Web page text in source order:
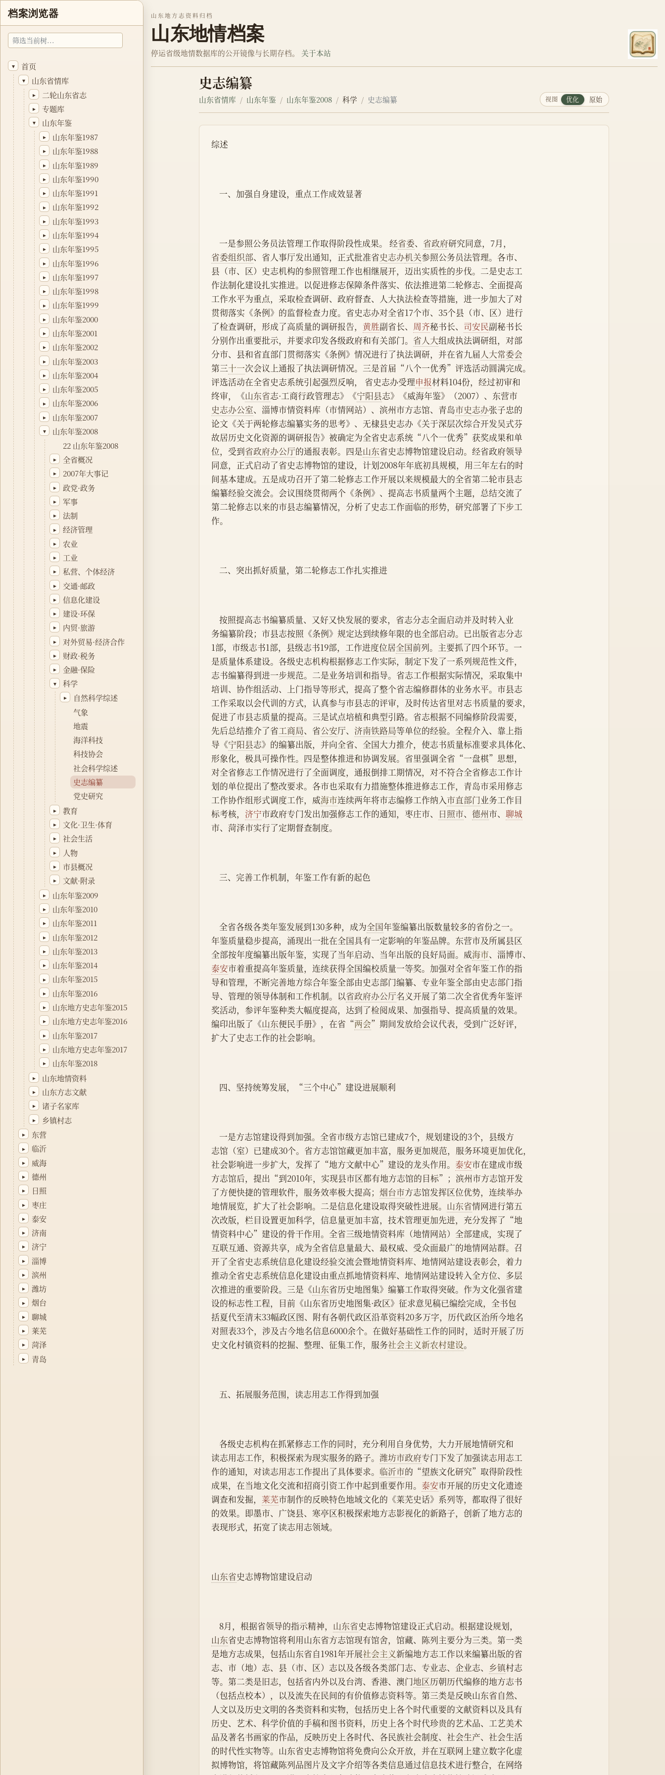
山东地方志资料归档
山东地情档案
停运省级地情数据库的公开镜像与长期存档。 关于本站
史志编纂
山东省情库 山东年鉴 山东年鉴2008 科学 史志编纂 视图 优化 原始
档案浏览器
▾ 首页
▾ 山东省情库
▸ 二轮山东省志
▸ 专题库
▾ 山东年鉴
▸ 山东年鉴1987
▸ 山东年鉴1988
▸ 山东年鉴1989
▸ 山东年鉴1990
▸ 山东年鉴1991
▸ 山东年鉴1992
▸ 山东年鉴1993
▸ 山东年鉴1994
▸ 山东年鉴1995
▸ 山东年鉴1996
▸ 山东年鉴1997
▸ 山东年鉴1998
▸ 山东年鉴1999
▸ 山东年鉴2000
▸ 山东年鉴2001
▸ 山东年鉴2002
▸ 山东年鉴2003
▸ 山东年鉴2004
▸ 山东年鉴2005
▸ 山东年鉴2006
▸ 山东年鉴2007
▾
山东年鉴2008
22 山东年鉴2008
▸ 全省概况
▸ 2007年大事记
▸ 政党·政务
▸ 军事
▸ 法制
▸ 经济管理
▸ 农业
▸ 工业
▸ 私营、个体经济
▸ 交通·邮政
▸ 信息化建设
▸ 建设·环保
▸ 内贸·旅游
▸ 对外贸易·经济合作
▸ 财政·税务
▸ 金融·保险
▾ 科学
▸
自然科学综述
气象
地震
海洋科技
科技协会
社会科学综述
史志编纂
党史研究
▸ 教育
▸ 文化·卫生·体育
▸ 社会生活
▸ 人物
▸ 市县概况
▸ 文献·附录
▸ 山东年鉴2009
▸ 山东年鉴2010
▸ 山东年鉴2011
▸ 山东年鉴2012
▸ 山东年鉴2013
▸ 山东年鉴2014
▸ 山东年鉴2015
▸ 山东年鉴2016
▸ 山东地方史志年鉴2015
▸ 山东地方史志年鉴2016
▸ 山东年鉴2017
▸ 山东地方史志年鉴2017
▸ 山东年鉴2018
▸ 山东地情资料
▸ 山东方志文献
▸ 诸子名家库
▸ 乡镇村志
▸ 东营
▸ 临沂
▸ 威海
▸ 德州
▸ 日照
▸ 枣庄
▸ 泰安
▸ 济南
▸ 济宁
▸ 淄博
▸ 滨州
▸ 潍坊
▸ 烟台
▸ 聊城
▸ 莱芜
▸ 菏泽
▸ 青岛
综述
    一、加强自身建设，重点工作成效显著
    一是参照公务员法管理工作取得阶段性成果。 经
省委、 省政府研究同意，7月，
省委组织部、省人事厅发出通知，正式批准省史志办机关参照公务员法管理。各市、
县（市、区）史志机构的参照管理工作也相继展开，迈出实质性的步伐。二是史志工
作法制化建设扎实推进。以促进修志保障条件落实、依法推进第二轮修志、全面提高
工作水平为重点，采取检查调研、政府督查、人大执法检查等措施，进一步加大了对
贯彻落实《条例》的监督检查力度。省史志办对全省17个市、35个县（市、区）进行
了检查调研，形成了高质量的调研报告， 黄胜副省长、 周齐秘书长、 司安民副秘书长
分别作出重要批示，并要求印发各级政府和有关部门。 省人大组成执法调研组，对部
分市、县和省直部门贯彻落实《条例》情况进行了执法调研，并在省九届人大常委会
第三十一次会议上通报了执法调研情况。三是首届“八个一优秀”评选活动圆满完成。
评选活动在全省史志系统引起强烈反响， 省史志办受理申报材料104份，经过初审和
终审，《山东省志·工商行政管理志》《宁阳县志》《威海年鉴》（2007）、东营市
史志办公室、淄博市情资料库（市情网站）、滨州市方志馆、青岛市史志办张子忠的
论文《关于两轮修志编纂实务的思考》、无棣县史志办《关于深层次综合开发吴式芬
故居历史文化资源的调研报告》被确定为全省史志系统“八个一优秀”获奖成果和单
位，受到省政府办公厅的通报表彰。四是山东省史志博物馆建设启动。经省政府领导
同意，正式启动了省史志博物馆的建设，计划2008年年底初具规模，用三年左右的时
间基本建成。五是成功召开了第二轮修志工作开展以来规模最大的全省第二轮市县志
编纂经验交流会。会议围绕贯彻两个《条例》、提高志书质量两个主题，总结交流了
第二轮修志以来的市县志编纂情况，分析了史志工作面临的形势，研究部署了下步工
作。
    二、突出抓好质量，第二轮修志工作扎实推进
    按照提高志书编纂质量、又好又快发展的要求，省志分志全面启动并及时转入业
务编纂阶段；市县志按照《条例》规定达到续修年限的也全部启动。已出版省志分志
1部，市级志书1部，县级志书19部，工作进度位居全国前列。主要抓了四个环节。一
是质量体系建设。各级史志机构根据修志工作实际，制定下发了一系列规范性文件，
志书编纂得到进一步规范。二是业务培训和指导。省志工作根据实际情况，采取集中
培训、协作组活动、上门指导等形式，提高了整个省志编修群体的业务水平。市县志
工作采取以会代训的方式，认真参与市县志的评审，及时传达省里对志书质量的要求，
促进了市县志质量的提高。三是试点培植和典型引路。省志根据不同编修阶段需要，
先后总结推介了省工商局、省公安厅、 济南铁路局等单位的经验。全程介入、靠上指
导《宁阳县志》的编纂出版，并向全省、全国大力推介，使志书质量标准要求具体化、
形象化，极具可操作性。四是整体推进和协调发展。省里强调全省“一盘棋”思想，
对全省修志工作情况进行了全面调度，通报倒排工期情况，对不符合全省修志工作计
划的单位提出了整改要求。各市也采取有力措施整体推进修志工作，青岛市采用修志
工作协作组形式调度工作，威海市连续两年将市志编修工作纳入市直部门业务工作目
标考核， 济宁市政府专门发出加强修志工作的通知，枣庄市、 日照市、德州市、聊城
市、菏泽市实行了定期督查制度。
    三、完善工作机制，年鉴工作有新的起色
    全省各级各类年鉴发展到130多种，成为
全国年鉴编纂出版数量较多的省份之一。
年鉴质量稳步提高，涌现出一批在全国具有一定影响的年鉴品牌。东营市及所属县区
全部按年度编纂出版年鉴，实现了当年启动、当年出版的良好局面。威海市、淄博市、
泰安市着重提高年鉴质量，连续获得全国编校质量一等奖。加强对全省年鉴工作的指
导和管理，不断完善地方综合年鉴全部由史志部门编纂、专业年鉴全部由史志部门指
导、管理的领导体制和工作机制。以省政府办公厅名义开展了第二次全省优秀年鉴评
奖活动，参评年鉴种类大幅度提高，达到了检阅成果、加强指导、提高质量的效果。
编印出版了《山东便民手册》，在省“两会”期间发放给会议代表，受到广泛好评，
扩大了史志工作的社会影响。
    四、坚持统筹发展，“三个中心”建设进展顺利
    一是方志馆建设得到加强。全省市级方志馆已建成7个，规划建设的3个，县级方
志馆（室）已建成30个。省方志馆馆藏更加丰富，服务更加规范，服务环境更加优化，
社会影响进一步扩大，发挥了“地方文献中心”建设的龙头作用。 泰安市在建成市级
方志馆后，提出“到2010年，实现县市区都有地方志馆的目标”；滨州市方志馆开发
了方便快捷的管理软件，服务效率极大提高；烟台市方志馆发挥区位优势，连续举办
地情展览，扩大了社会影响。二是信息化建设取得突破性进展。 山东省情网进行第五
次改版，栏目设置更加科学，信息量更加丰富，技术管理更加先进，充分发挥了“地
情资料中心”建设的骨干作用。全省三级地情资料库（地情网站）全部建成，实现了
互联互通、资源共享，成为全省信息量最大、最权威、受众面最广的地情网站群。召
开了全省史志系统信息化建设经验交流会暨地情资料库、地情网站建设表彰会，着力
推动全省史志系统信息化建设由重点抓地情资料库、地情网站建设转入全方位、多层
次推进的重要阶段。三是《山东省历史地图集》编纂工作取得突破。作为文化强省建
设的标志性工程，目前《山东省历史地图集·政区》征求意见稿已编绘完成，全书包
括夏代至清末33幅政区图、附有各朝代政区沿革资料20多万字，历代政区治所今地名
对照表33个，涉及古今地名信息6000余个。在做好基础性工作的同时，适时开展了历
史文化村镇资料的挖掘、整理、征集工作，服务社会主义新农村建设。
    五、拓展服务范围，读志用志工作得到加强
    各级史志机构在抓紧修志工作的同时，充分利用自身优势，大力开展地情研究和
读志用志工作，积极探索为现实服务的路子。潍坊市政府专门下发了加强读志用志工
作的通知，对读志用志工作提出了具体要求。 临沂市的“望族文化研究”取得阶段性
成果，在当地文化交流和招商引资工作中起到重要作用。 泰安市开展的历史文化遗迹
调查和发掘， 莱芜市制作的反映特色地域文化的《莱芜史话》系列等，都取得了很好
的效果。即墨市、广饶县、寒亭区积极探索地方志影视化的新路子，创新了地方志的
表现形式，拓宽了读志用志领域。
山东省史志博物馆建设启动
    8月，根据省领导的指示精神，
山东省史志博物馆建设正式启动。根据建设规划，
山东省史志博物馆将利用山东省方志馆现有馆舍，馆藏、陈列主要分为三类。第一类
是地方志成果，包括山东省自1981年开展社会主义新编地方志工作以来编纂出版的省
志、市（地）志、县（市、区）志以及各级各类部门志、专业志、企业志、 乡镇村志
等。第二类是旧志，包括省内外以及台湾、香港、澳门地区历朝历代编修的地方志书
（包括点校本），以及流失在民间的有价值修志资料等。第三类是反映山东省自然、
人文以及历史文明的各类资料和实物，包括历史上各个时代重要的文献资料以及具有
历史、艺术、科学价值的手稿和图书资料，历史上各个时代珍贵的艺术品、工艺美术
品及著名书画家的作品，反映历史上各时代、各民族社会制度、社会生产、社会生活
的时代性实物等。山东省史志博物馆将免费向公众开放，并在互联网上建立数字化虚
拟博物馆，将馆藏陈列品图片及文字介绍等各类信息通过信息技术进行整合，在网络